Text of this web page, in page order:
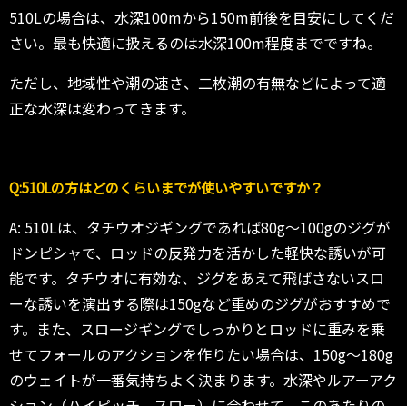
510Lの場合は、水深100mから150m前後を目安にしてくだ
さい。最も快適に扱えるのは水深100m程度までですね。
ただし、地域性や潮の速さ、二枚潮の有無などによって適
正な水深は変わってきます。
Q:510Lの方はどのくらいまでが使いやすいですか？
A: 510Lは、タチウオジギングであれば80g〜100gのジグが
ドンピシャで、ロッドの反発力を活かした軽快な誘いが可
能です。タチウオに有効な、ジグをあえて飛ばさないスロ
ーな誘いを演出する際は150gなど重めのジグがおすすめで
す。また、スロージギングでしっかりとロッドに重みを乗
せてフォールのアクションを作りたい場合は、150g〜180g
のウェイトが一番気持ちよく決まります。水深やルアーアク